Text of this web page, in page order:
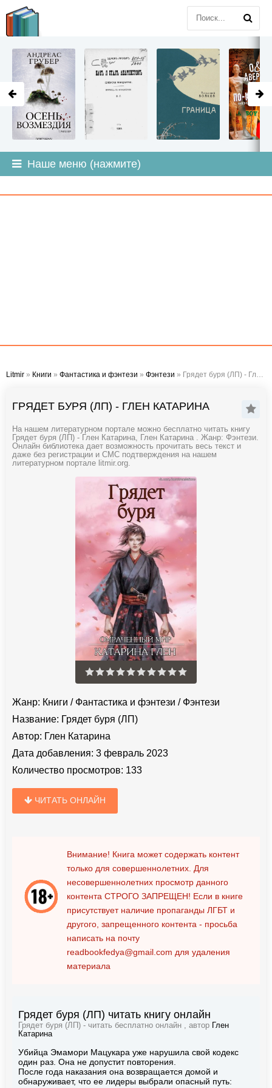
Наше меню (нажмите)
Litmir » Книги » Фантастика и фэнтези » Фэнтези » Грядет буря (ЛП) - Глен Катарина
ГРЯДЕТ БУРЯ (ЛП) - ГЛЕН КАТАРИНА
На нашем литературном портале можно бесплатно читать книгу
Грядет буря (ЛП) - Глен Катарина, Глен Катарина . Жанр: Фэнтези.
Онлайн библиотека дает возможность прочитать весь текст и
даже без регистрации и СМС подтверждения на нашем
литературном портале litmir.org.
Жанр: Книги / Фантастика и фэнтези / Фэнтези
Название: Грядет буря (ЛП)
Автор: Глен Катарина
Дата добавления: 3 февраль 2023
Количество просмотров: 133
ЧИТАТЬ ОНЛАЙН
Внимание! Книга может содержать контент
только для совершеннолетних. Для
несовершеннолетних просмотр данного
контента СТРОГО ЗАПРЕЩЕН! Если в книге
присутствует наличие пропаганды ЛГБТ и
другого, запрещенного контента - просьба
написать на почту
readbookfedya@gmail.com для удаления
материала
Грядет буря (ЛП) читать книгу онлайн
Грядет буря (ЛП) - читать бесплатно онлайн , автор
Глен
Катарина
Убийца Эмамори Мацукара уже нарушила свой кодекс
один раз. Она не допустит повторения.
После года наказания она возвращается домой и
обнаруживает, что ее лидеры выбрали опасный путь:
LITMIR.ORG